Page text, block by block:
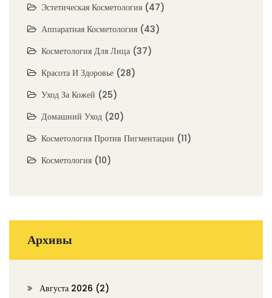
Эстетическая Косметология (47)
Аппаратная Косметология (43)
Косметология Для Лица (37)
Красота И Здоровье (28)
Уход За Кожей (25)
Домашний Уход (20)
Косметология Против Пигментации (11)
Косметология (10)
Архивы
Августа 2026 (2)